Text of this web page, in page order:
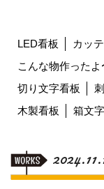
LED看板 カッ
こんな物作ったよ
切り文字看板
木製看板
箱文